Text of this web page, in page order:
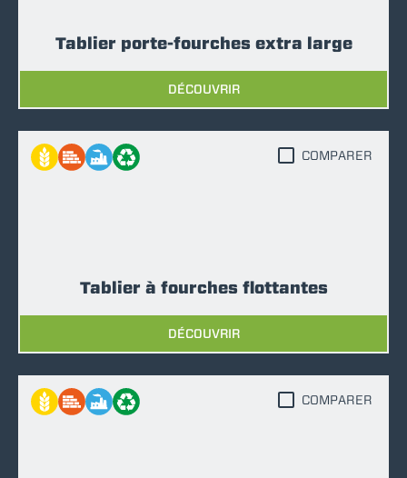
Tablier porte-fourches extra large
DÉCOUVRIR
Tablier à fourches flottantes
DÉCOUVRIR
COMPARER
COMPARER